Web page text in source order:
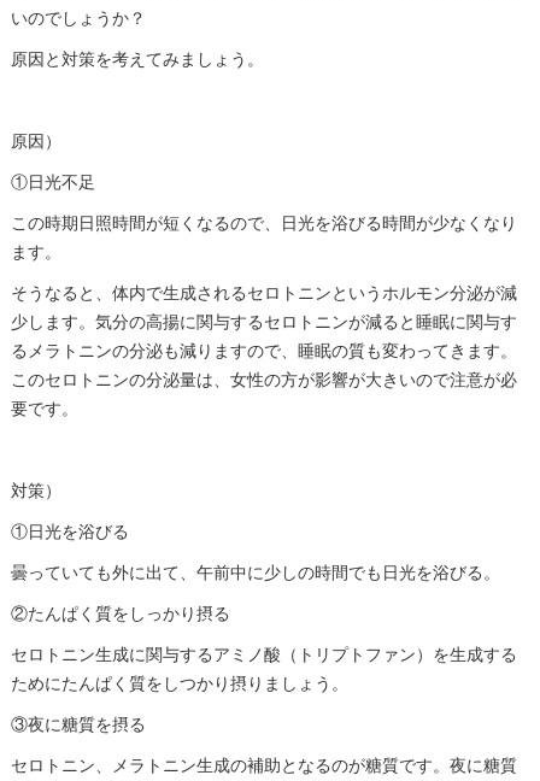
いのでしょうか？
原因と対策を考えてみましょう。
原因）
①日光不足
この時期日照時間が短くなるので、日光を浴びる時間が少なくなり
ます。
そうなると、体内で生成されるセロトニンというホルモン分泌が減
少します。気分の高揚に関与するセロトニンが減ると睡眠に関与す
るメラトニンの分泌も減りますので、睡眠の質も変わってきます。
このセロトニンの分泌量は、女性の方が影響が大きいので注意が必
要です。
対策）
①日光を浴びる
曇っていても外に出て、午前中に少しの時間でも日光を浴びる。
②たんぱく質をしっかり摂る
セロトニン生成に関与するアミノ酸（トリプトファン）を生成する
ためにたんぱく質をしつかり摂りましょう。
③夜に糖質を摂る
セロトニン、メラトニン生成の補助となるのが糖質です。夜に糖質